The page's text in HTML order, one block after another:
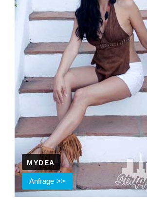
MYDEA
Anfrage